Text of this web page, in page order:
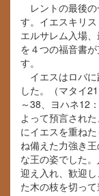
レントの最後の
す。イエスキリス
エルサレム入場
を４つの福音書
す。
イエスはロバに
した。（マタイ
～38、ヨハネ12
よって預言され
にイエスを重ね
ね備えた力強き
な王の姿でした
迎え入れ、歓迎
た木の枝を切っ